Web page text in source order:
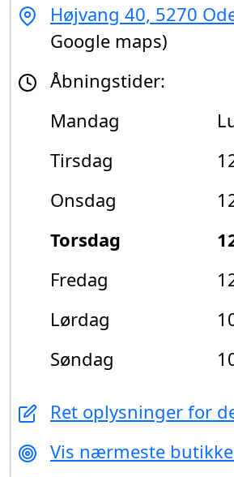
Højvang 40, 5270
Google maps)
Åbningstider:
Mandag
Tirsdag
Onsdag
Torsdag
Fredag
Lørdag
Søndag
Ret oplysninger for
Vis nærmeste